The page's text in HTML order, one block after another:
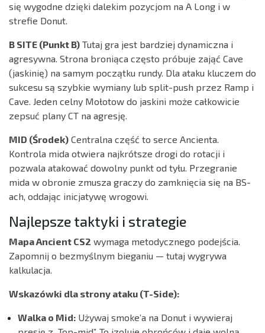
się wygodne dzięki dalekim pozycjom na A Long i w
strefie Donut.
B SITE (Punkt B) Tutaj gra jest bardziej dynamiczna i
agresywna. Strona broniąca często próbuje zająć Cave
(jaskinię) na samym początku rundy. Dla ataku kluczem do
sukcesu są szybkie wymiany lub split-push przez Ramp i
Cave. Jeden celny Mołotow do jaskini może całkowicie
zepsuć plany CT na agresję.
MID (Środek) Centralna część to serce Ancienta.
Kontrola mida otwiera najkrótsze drogi do rotacji i
pozwala atakować dowolny punkt od tyłu. Przegranie
mida w obronie zmusza graczy do zamknięcia się na BS-
ach, oddając inicjatywę wrogowi.
Najlepsze taktyki i strategie
Mapa Ancient CS2 wymaga metodycznego podejścia.
Zapomnij o bezmyślnym bieganiu — tutaj wygrywa
kalkulacja.
Wskazówki dla strony ataku (T-Side):
Walka o Mid: Używaj smoke’a na Donut i wywieraj